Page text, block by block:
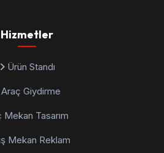
Hizmetler
Ürün Standı
Araç Giydirme
Tasarım
Mekan Reklam